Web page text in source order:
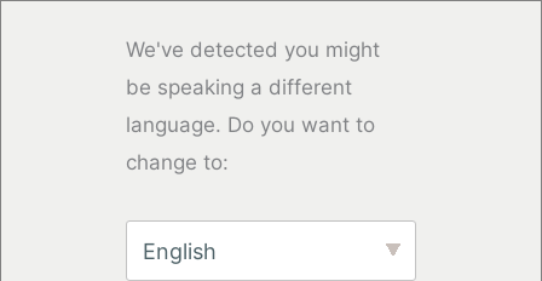
We've detected you might
be speaking a different
language. Do you want to
change to:
English